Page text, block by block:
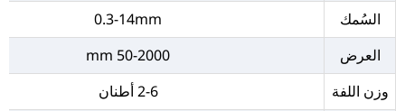
السُمك
0.3-14mm
العرض
50-2000 mm
وزن اللفة
2-6 أطنان